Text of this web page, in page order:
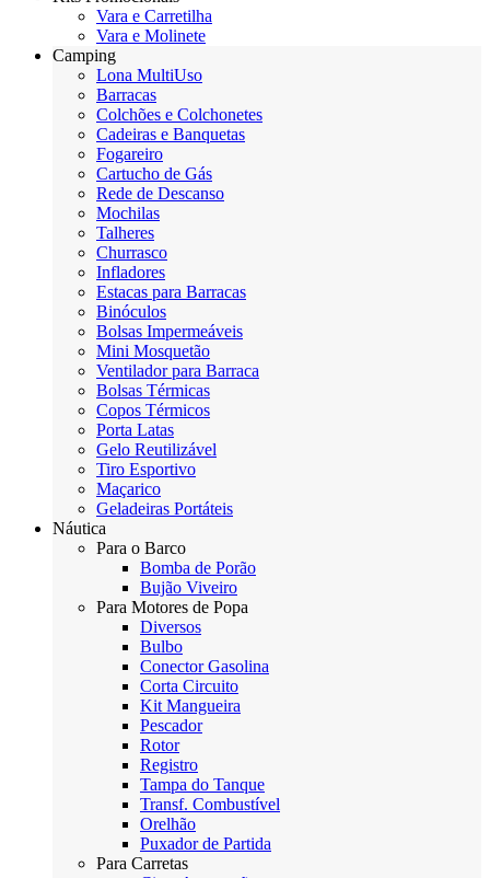
Vara e Carretilha
Vara e Molinete
Camping
Lona MultiUso
Barracas
Colchões e Colchonetes
Cadeiras e Banquetas
Fogareiro
Cartucho de Gás
Rede de Descanso
Mochilas
Talheres
Churrasco
Infladores
Estacas para Barracas
Binóculos
Bolsas Impermeáveis
Mini Mosquetão
Ventilador para Barraca
Bolsas Térmicas
Copos Térmicos
Porta Latas
Gelo Reutilizável
Tiro Esportivo
Maçarico
Geladeiras Portáteis
Náutica
Para o Barco
Bomba de Porão
Bujão Viveiro
Para Motores de Popa
Diversos
Bulbo
Conector Gasolina
Corta Circuito
Kit Mangueira
Pescador
Rotor
Registro
Tampa do Tanque
Transf. Combustível
Orelhão
Puxador de Partida
Para Carretas